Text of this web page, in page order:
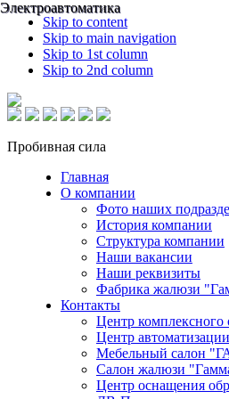
Skip to content
Skip to main navigation
Skip to 1st column
Skip to 2nd column
Электроавтоматика
Электроавтоматика
Пробивная сила
Главная
О компании
Фото наших
История компании
Структура компании
Наши вакансии
Наши реквизиты
Фабрика жалюзи
Контакты
Центр
Центр
Мебельный салон
Салон жалюзи
Центр оснащения